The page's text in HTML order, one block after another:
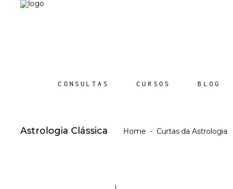
CONSULTAS CURSOS BLOG
Astrologia Clássica Home - Curtas da Astrologia